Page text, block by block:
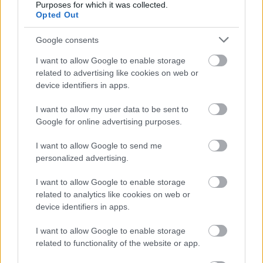
Purposes for which it was collected.
Opted Out
Google consents
I want to allow Google to enable storage
related to advertising like cookies on web or
device identifiers in apps.
I want to allow my user data to be sent to
Google for online advertising purposes.
I want to allow Google to send me
personalized advertising.
I want to allow Google to enable storage
related to analytics like cookies on web or
device identifiers in apps.
I want to allow Google to enable storage
related to functionality of the website or app.
nem tudják pontosan mi is a doguk.
Egy vasúthálózat üzemeltetéséhez, elengedhetetlen
a vasúti szakértelem, a legfelsőbb szintig.
a cégnél. Az utasoknak egyszerűen két választása
van: "vagy megszoksz, vagy megszöksz".
Boribon
Erre mondanák azt egy valóban vevőorientált, piaci
munkálkodnánk, hogy egységes kommunikációval
és a gondolkodásmód megváltoztatásával
visszaszerezzük ügyfeleink/vevőink bizalmát.
kasszához fáradni és aztán új kihívásokat keresni az
élet (nagyon) más területein.